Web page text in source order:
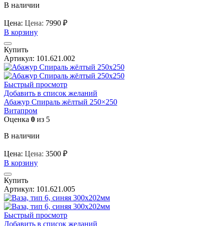
В наличии
Цена: Цена: 7990 ₽
В корзину
Купить
Артикул: 101.621.002
Быстрый просмотр
Добавить в список желаний
Абажур Спираль жёлтый 250×250
Витапром
Оценка 0 из 5
В наличии
Цена: Цена: 3500 ₽
В корзину
Купить
Артикул: 101.621.005
Быстрый просмотр
Добавить в список желаний